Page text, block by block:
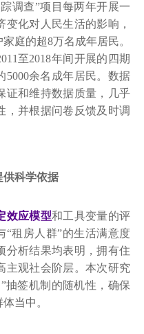
调查”项目每两年开展一
化对人民生活的影响，
庭的超8万名成年居民。
至2018年间开展的四期
5000余名成年居民。数据
证和维持数据质量，几乎
，并根据问卷反馈及时调
科学依据
效应模型和工具变量的评
“租房人群”的生活满意度
分析结果均表明，拥有住
主观社会阶层。本次研究
抽签机制的随机性，确保
当中。